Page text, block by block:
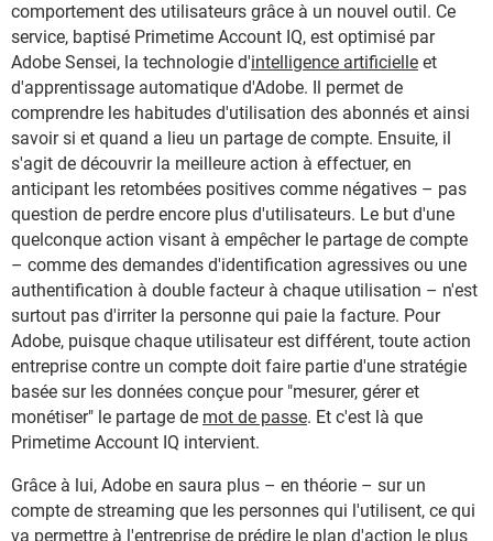
comportement des utilisateurs grâce à un nouvel outil. Ce
service, baptisé Primetime Account IQ, est optimisé par
Adobe Sensei, la technologie d'intelligence artificielle et
d'apprentissage automatique d'Adobe. Il permet de
comprendre les habitudes d'utilisation des abonnés et ainsi
savoir si et quand a lieu un partage de compte. Ensuite, il
s'agit de découvrir la meilleure action à effectuer, en
anticipant les retombées positives comme négatives – pas
question de perdre encore plus d'utilisateurs. Le but d'une
quelconque action visant à empêcher le partage de compte
– comme des demandes d'identification agressives ou une
authentification à double facteur à chaque utilisation – n'est
surtout pas d'irriter la personne qui paie la facture. Pour
Adobe, puisque chaque utilisateur est différent, toute action
entreprise contre un compte doit faire partie d'une stratégie
basée sur les données conçue pour "mesurer, gérer et
monétiser" le partage de mot de passe. Et c'est là que
Primetime Account IQ intervient.
Grâce à lui, Adobe en saura plus – en théorie – sur un
compte de streaming que les personnes qui l'utilisent, ce qui
va permettre à l'entreprise de prédire le plan d'action le plus